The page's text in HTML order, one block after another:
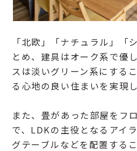
「北欧」「ナチュラル」「
とめ、建具はオーク系で優
スは淡いグリーン系にする
る心地の良い住まいを実現
また、畳があった部屋をフ
で、LDKの主役となるアイ
グテーブルなどを配置する